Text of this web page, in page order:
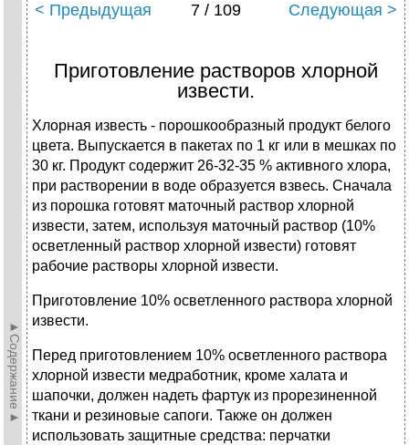
►Содержание►
< Предыдущая 7 / 109 Следующая >
Приготовление растворов хлорной
извести.
Хлорная известь - порошкообразный продукт белого
цвета. Выпускается в пакетах по 1 кг или в мешках по
30 кг. Продукт содержит 26-32-35 % активного хлора,
при растворении в воде образуется взвесь. Сначала
из порошка готовят маточный раствор хлорной
извести, затем, используя маточный раствор (10%
осветленный раствор хлорной извести) готовят
рабочие растворы хлорной извести.
Приготовление 10% осветленного раствора хлорной
извести.
Перед приготовлением 10% осветленного раствора
хлорной извести медработник, кроме халата и
шапочки, должен надеть фартук из прорезиненной
ткани и резиновые сапоги. Также он должен
использовать защитные средства: перчатки